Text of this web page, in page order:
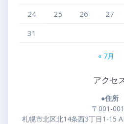
24
25 26 27
31
« 7月
アクセ
●住所
〒001-
札幌市北区北14条西3丁目1-15